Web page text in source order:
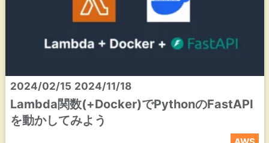
2024/02/15 2024/11/18
Lambda関数(+Docker)でPythonのFastAPI
を動かしてみよう